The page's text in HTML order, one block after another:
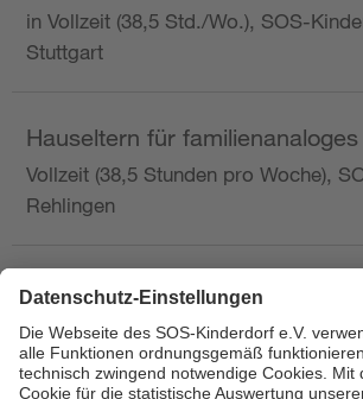
in Vollzeit (38,5 Std./Wo.), SOS-
Stuttgart
Hauseltern für
Vollzeit (38,5 Stunden pro Woche),
Rehlingen
Hauswirtschafterin / Köchin (m/
Ausbilderin (m/w/d) im Bereich
Nahrungszubereitung